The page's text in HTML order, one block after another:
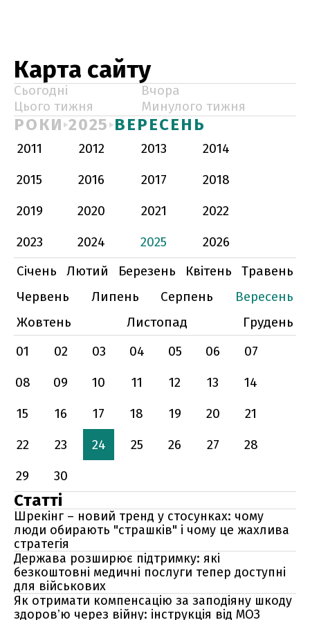
Карта сайту
Сьогодні
Вчора
Цього тижня
Минулого тижня
РОКИ 2025 ВЕРЕСЕНЬ
2011 2012 2013
2014
2015
2016 2017
2018
2019
2020 2021
2022
2023
2024 2025
2026
Січень
Лютий Березень Квітень
Травень
Червень
Липень Серпень
Вересень
Жовтень
Листопад
Грудень
01
02 03 04 05 06
07
08
09 10 11 12 13
14
15
16 17 18 19 20
21
22
23 24 25 26 27
28
29
30
Статті
Шрекінг – новий тренд у стосунках: чому
люди обирають "страшків" і чому це жахлива
стратегія
Держава розширює підтримку: які
безкоштовні медичні послуги тепер доступні
для військових
Як отримати компенсацію за заподіяну шкоду
здоровʼю через війну: інструкція від МОЗ